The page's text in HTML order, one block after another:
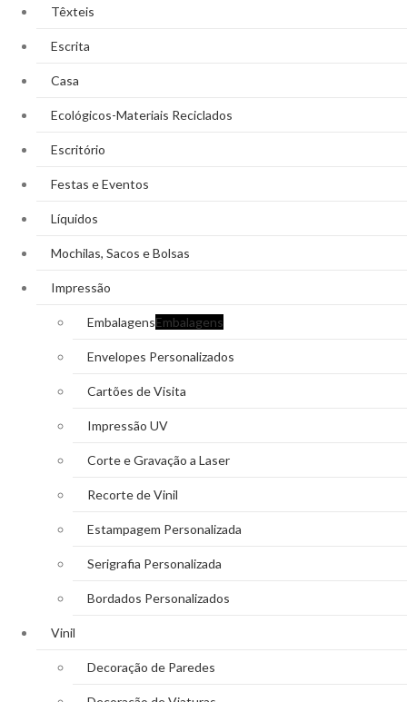
Têxteis
Escrita
Casa
Ecológicos-Materiais Reciclados
Escritório
Festas e Eventos
Líquidos
Mochilas, Sacos e Bolsas
Impressão
EmbalagensEmbalagens
Envelopes Personalizados
Cartões de Visita
Impressão UV
Corte e Gravação a Laser
Recorte de Vinil
Estampagem Personalizada
Serigrafia Personalizada
Bordados Personalizados
Vinil
Decoração de Paredes